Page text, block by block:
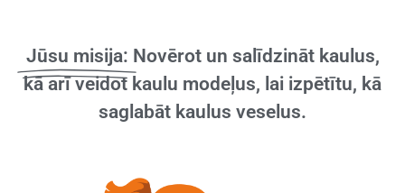
Jūsu misija: Novērot un salīdzināt kaulus,
kā arī veidot kaulu modeļus, lai izpētītu, kā
saglabāt kaulus veselus.